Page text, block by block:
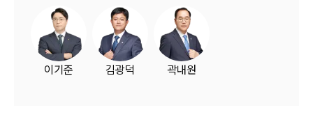
이기준 김광덕 곽내원